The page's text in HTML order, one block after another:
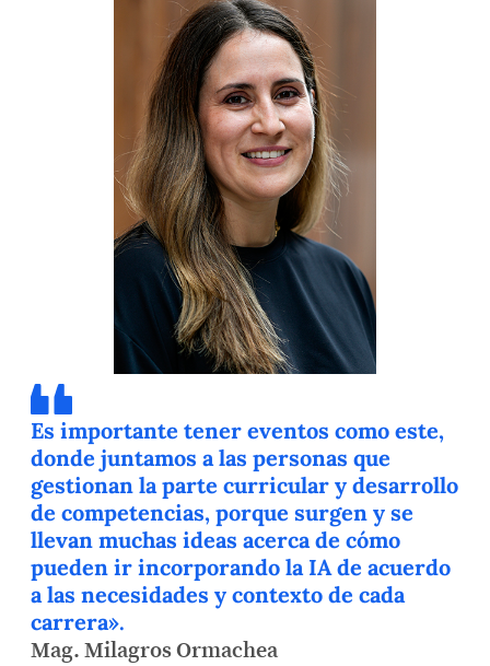
Es importante tener eventos como este,
donde juntamos a las personas que
gestionan la parte curricular y desarrollo
de competencias, porque surgen y se
llevan muchas ideas acerca de cómo
pueden ir incorporando la IA de acuerdo
a las necesidades y contexto de cada
carrera».
Mag. Milagros Ormachea